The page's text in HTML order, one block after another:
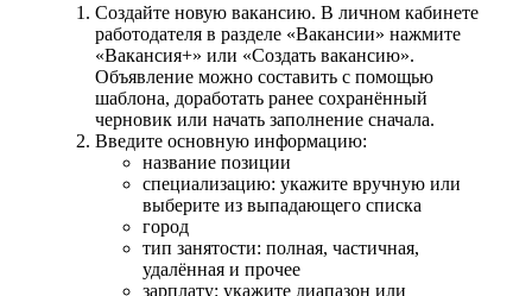
Создайте новую вакансию. В личном кабинете
работодателя в разделе «Вакансии» нажмите
«Вакансия+» или «Создать вакансию».
Объявление можно составить с помощью
шаблона, доработать ранее сохранённый
черновик или начать заполнение сначала.
Введите основную информацию:
название позиции
специализацию: укажите вручную или
выберите из выпадающего списка
город
тип занятости: полная, частичная,
удалённая и прочее
зарплату: укажите диапазон или